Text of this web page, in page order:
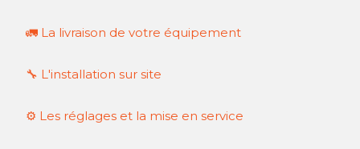
🚛 La livraison de votre équipement
🔧 L'installation sur site
⚙️ Les réglages et la mise en service